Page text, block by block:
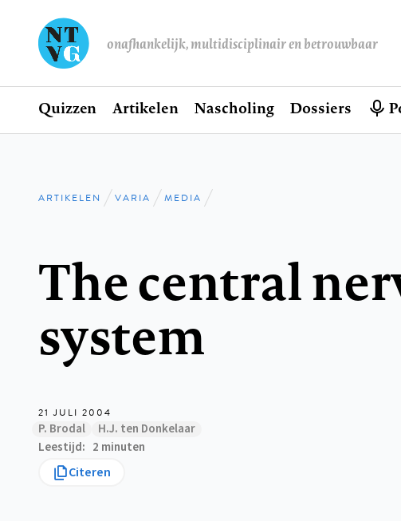
onafhankelijk, multidisciplinair en betrouwbaar
Hoofdnavigatie
Home
Quizzen Artikelen Nascholing Dossiers
Kruimelpad
ARTIKELEN VARIA MEDIA
The central
system
21 JULI 2004
P. Brodal
H.J. ten Donkelaar
Leestijd
2 minuten
Citeren